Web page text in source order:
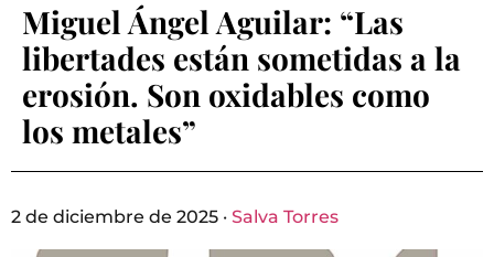
Miguel Ángel Aguilar: “Las
libertades están sometidas a la
erosión. Son oxidables como
los metales”
2 de diciembre de 2025 · Salva Torres